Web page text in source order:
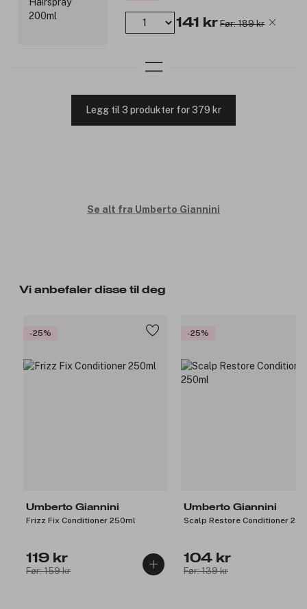
141 kr Før: 189 kr
Legg til 3 produkter for 379 kr
Se alt fra Umberto Giannini
Vi anbefaler disse til deg
-25%
Umberto Giannini
Frizz Fix Conditioner 250ml
119 kr
Før: 159 kr
-25%
Umberto Giannini
Scalp Restore Conditioner
104 kr
Før: 139 kr